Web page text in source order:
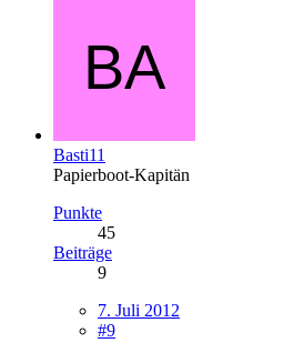
Basti11
Papierboot-Kapitän
Punkte
45
Beiträge
9
7. Juli 2012
#9